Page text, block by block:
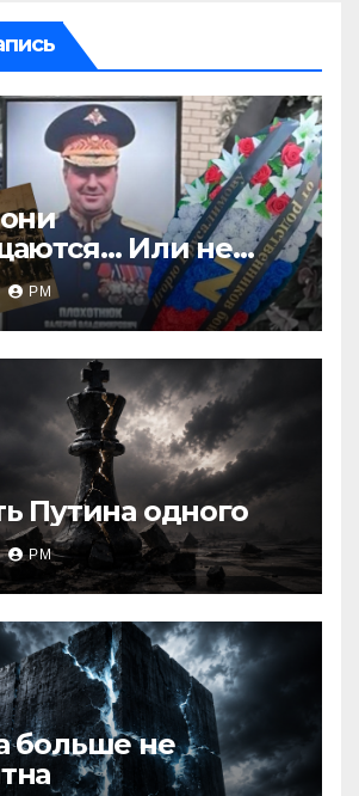
Или не
РМ
Путина одного
РМ
больше не